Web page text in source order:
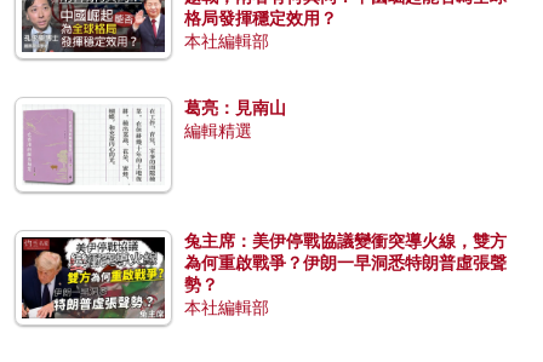
格局發揮穩定效用？
本社編輯部
葛亮：見南山
編輯精選
兔主席：美伊停戰協議變衝突導火線，雙方
為何重啟戰爭？伊朗一早洞悉特朗普虛張聲
勢？
本社編輯部